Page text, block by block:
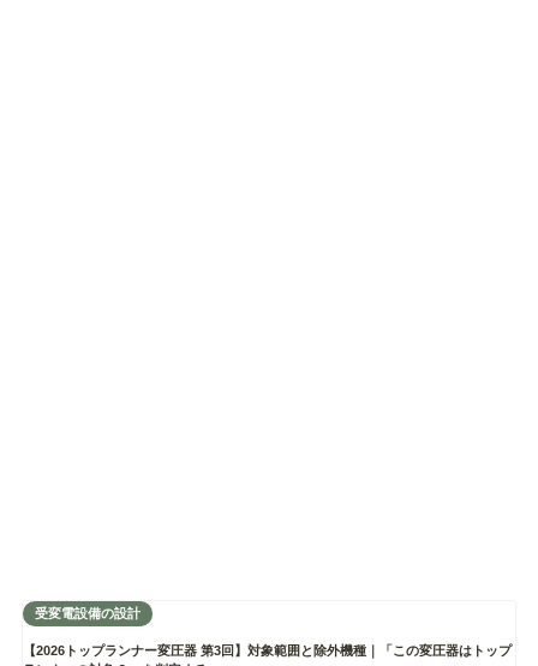
受変電設備の設計
【2026トップランナー変圧器 第3回】対象範囲と除外機種｜「この変圧器はトップ